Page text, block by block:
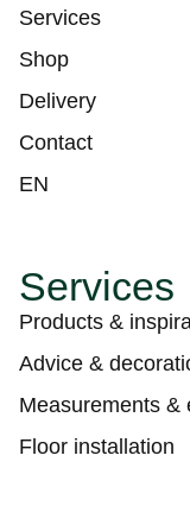
Services
Shop
Delivery
Contact
EN
Services
Products &
Advice &
Measurements &
Floor installation